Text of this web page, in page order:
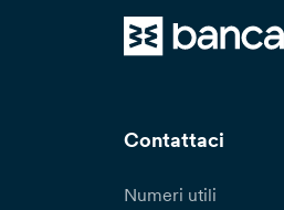
Contattaci
Numeri utili